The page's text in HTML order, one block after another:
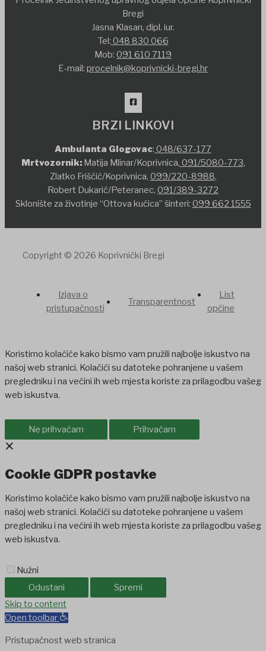
Bregi
Jasna Klasan, dipl. iur.
Tel: 048 830 066
Mob: 091 610 7119
E-mail: procelnik@koprivnicki-bregi.hr
BRZI LINKOVI
Ambulanta Glogovac: 048/637-177
Mrtvozornik:Matija Mlinar/Koprivnica, 091/5080-773,
Zlatko Friščić/Koprivnica, 099/220-8988,
Robert Dukarić/Peteranec, 091/389-3272
Sklonište za životinje “Ottova kućica” šinteri: 099 662 1555
Copyright © 2026 Koprivnički Bregi
Izjava o
pristupačnosti
Transparentnost
List
općine
Koristimo kolačiće kako bismo vam pružili najbolje iskustvo na
našoj web stranici. Kolačići su datoteke pohranjene u vašem
pregledniku i na većini ih web mjesta koriste za prilagodbu vašeg
web iskustva.
Ne prihvaćam Prihvaćam
×
Cookie GDPR postavke
Koristimo kolačiće kako bismo vam pružili najbolje iskustvo na
našoj web stranici. Kolačići su datoteke pohranjene u vašem
pregledniku i na većini ih web mjesta koriste za prilagodbu vašeg
web iskustva.
Nužni
Odustani
Spremi
jojobetholiganbet
Skip to content
Open toolbar
Pristupačnost web stranica